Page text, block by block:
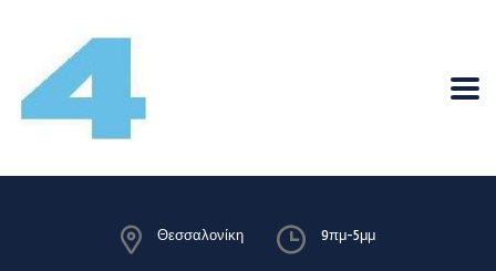
Θεσσαλονίκη 9πμ-5μμ